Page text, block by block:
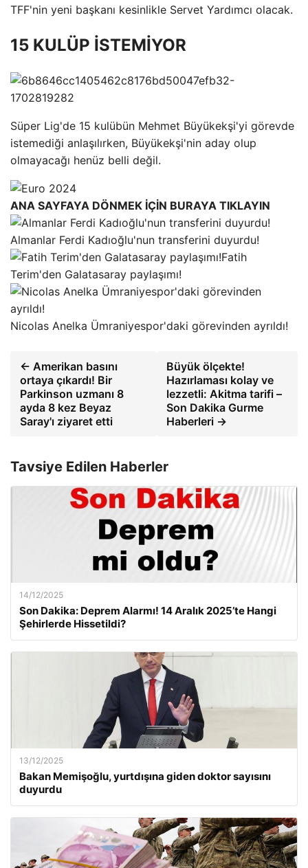
TFF'nin yeni başkanı kesinlikle Servet Yardımcı olacak.
15 KULÜP İSTEMİYOR
Süper Lig'de 15 kulübün Mehmet Büyükekşi'yi görevde
istemediği anlaşılırken, Büyükekşi'nin aday olup
olmayacağı henüz belli değil.
ANA SAYFAYA DÖNMEK İÇİN BURAYA TIKLAYIN
Almanlar Ferdi Kadıoğlu'nun transferini duyurdu!
Fatih
Terim'den Galatasaray paylaşımı!
Nicolas Anelka Ümraniyespor'daki görevinden ayrıldı!
← Amerikan basını
ortaya çıkardı! Bir
Parkinson uzmanı 8
ayda 8 kez Beyaz
Saray'ı ziyaret etti
Büyük ölçekte!
Hazırlaması kolay ve
lezzetli: Akitma tarifi –
Son Dakika Gurme
Haberleri →
Tavsiye Edilen Haberler
14/12/2025
Son Dakika: Deprem Alarmı! 14 Aralık 2025’te Hangi
Şehirlerde Hissetildi?
13/12/2025
Bakan Memişoğlu, yurtdışına giden doktor sayısını
duyurdu